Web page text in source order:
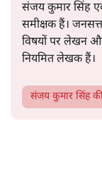
संजय कुमार सिंह
समीक्षक हैं।
विषयों पर लेखन
नियमित लेखक हैं।
संजय कुमार सिंह